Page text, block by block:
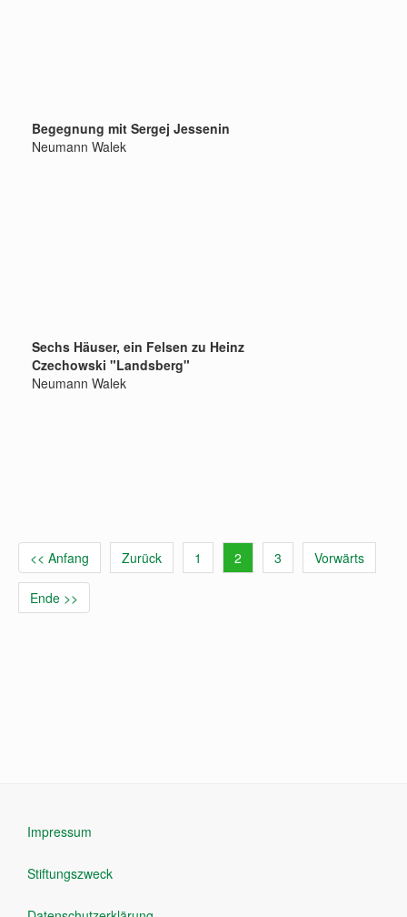
Begegnung mit Sergej Jessenin
Neumann Walek
Sechs Häuser, ein Felsen zu Heinz
Czechowski "Landsberg"
Neumann Walek
<< Anfang Zurück 1 2 3 Vorwärts
Ende >>
Impressum
Stiftungszweck